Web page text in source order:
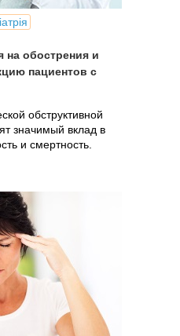
на обострения и
пациентов с
обструктивной
значимый вклад в
и смертность.